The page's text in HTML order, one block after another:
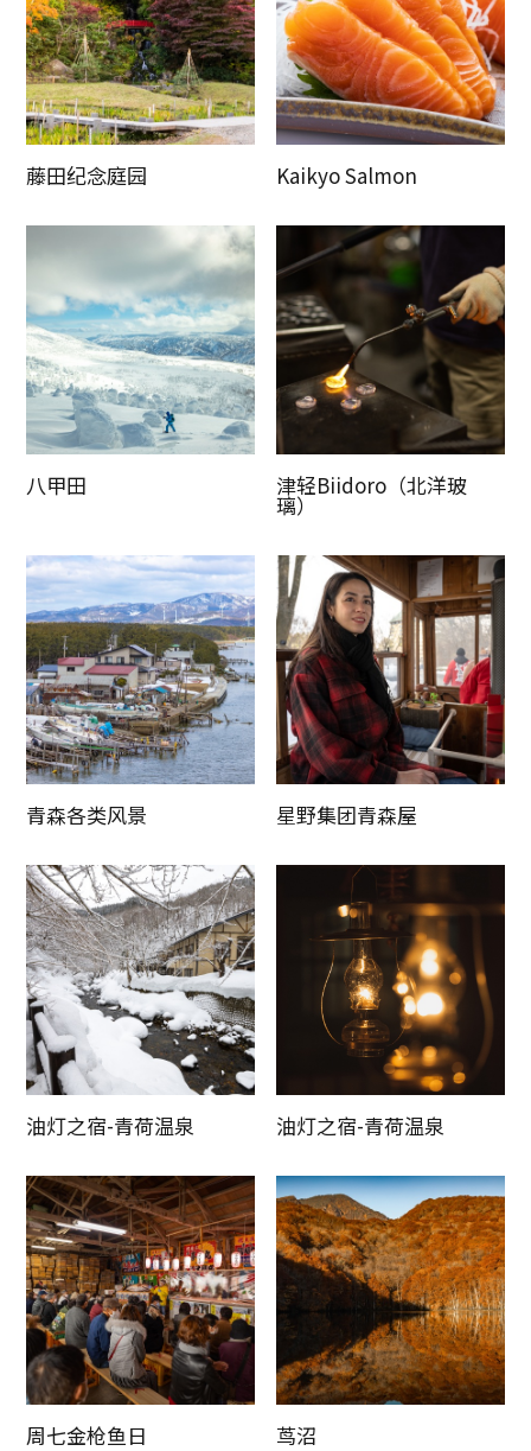
藤田纪念庭园 Kaikyo Salmon
八甲田 津轻Biidoro（北洋玻
璃）
青森各类风景 星野集团青森屋
油灯之宿-青荷温泉 油灯之宿-青荷温泉
周七金枪鱼日 茑沼
复制链接